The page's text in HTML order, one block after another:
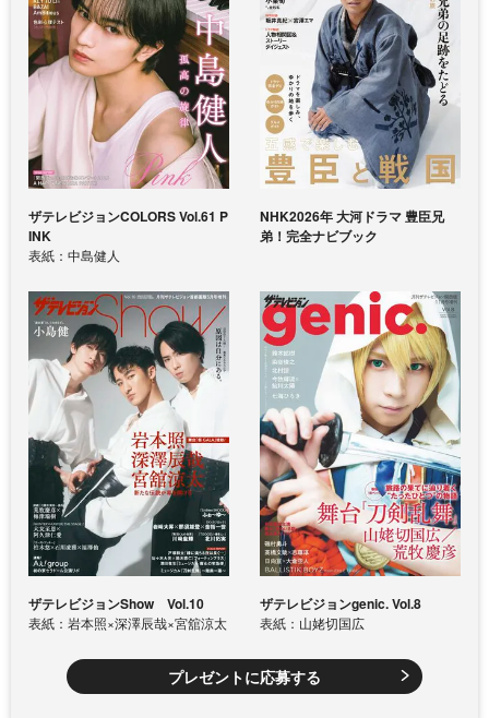
ザテレビジョンCOLORS Vol.61 P
INK
表紙：中島健人
NHK2026年 大河ドラマ 豊臣兄
弟！完全ナビブック
ザテレビジョンShow Vol.10
表紙：岩本照×深澤辰哉×宮舘涼太
ザテレビジョンgenic. Vol.8
表紙：山姥切国広
プレゼントに応募する